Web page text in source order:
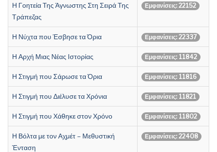
Η Γοητεία Της Άγνωστης Στη Σειρά Της
Τράπεζας
Εμφανίσεις: 22152
Η Νύχτα που Έσβησε τα Όρια Εμφανίσεις: 22337
Η Αρχή Μιας Νέας Ιστορίας Εμφανίσεις: 11842
Η Στιγμή που Σάρωσε τα Όρια Εμφανίσεις: 11816
Η Στιγμή που Διέλυσε τα Χρόνια Εμφανίσεις: 11821
Η Στιγμή που Χάθηκε στον Χρόνο Εμφανίσεις: 11802
Η Βόλτα με τον Αχμέτ – Μεθυστική
Ένταση
Εμφανίσεις: 22408